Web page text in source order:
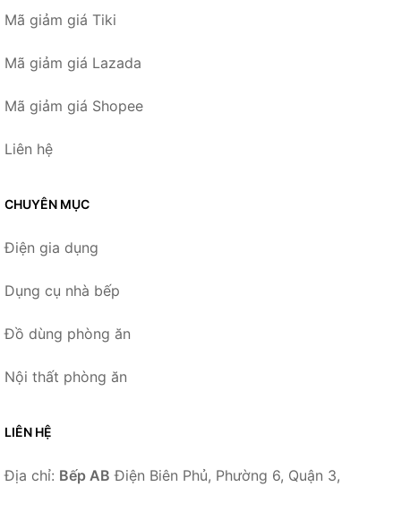
Mã giảm giá Tiki
Mã giảm giá Lazada
Mã giảm giá Shopee
Liên hệ
CHUYÊN MỤC
Điện gia dụng
Dụng cụ nhà bếp
Đồ dùng phòng ăn
Nội thất phòng ăn
LIÊN HỆ
Địa chỉ: Bếp AB Điện Biên Phủ, Phường 6, Quận 3,